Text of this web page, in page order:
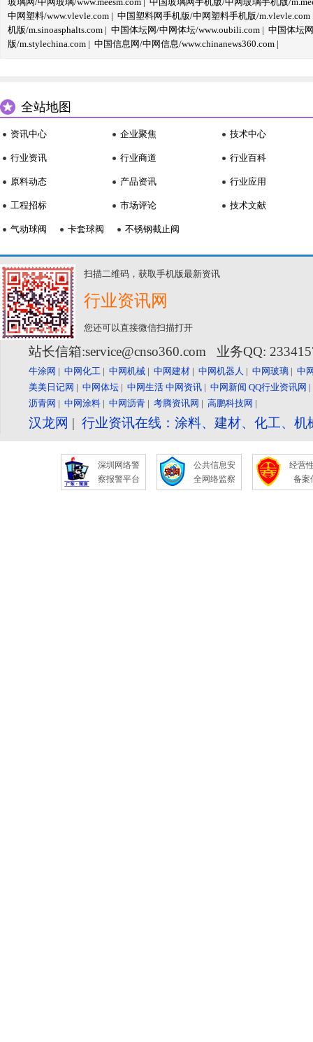
中网塑料/www.vlevle.com | 中国塑料网手机版/中网塑料手机版/m.vlevle.com
机版/m.sinoasphalts.com | 中国体坛网/中网体坛/www.oubili.com | 中国体坛
版/m.stylechina.com | 中国信息网/中网信息/www.chinanews360.com |
全站地图
资讯中心
行业资讯
原料动态
工程招标
企业聚焦
行业商道
产品资讯
市场评论
技术中心
行业百科
行业应用
技术文献
气动球阀 卡套球阀 不锈钢截止阀
扫描二维码，获取手机版最新资讯
行业资讯网
您还可以直接微信扫描打开
站长信箱:service@cnso360.com 业务QQ:
牛涂网 | 中网化工 | 中网机械 | 中网建材 | 中网机器人 | 中网玻璃 | 中
美美日记网 | 中网体坛 | 中网生活 中网资讯 | 中网新闻 QQ行业资讯网
沥青网 | 中网涂料 | 中网沥青 | 考腾资讯网 | 高鹏科技网 |
汉龙网 | 行业资讯在线：涂料、建材、化工、
深圳网络警
察报警平台
公共信息安
全网络监察
经营
备案